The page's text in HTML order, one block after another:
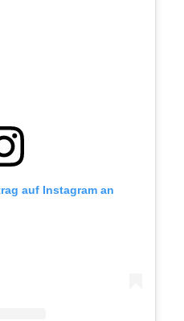
auf Instagram an